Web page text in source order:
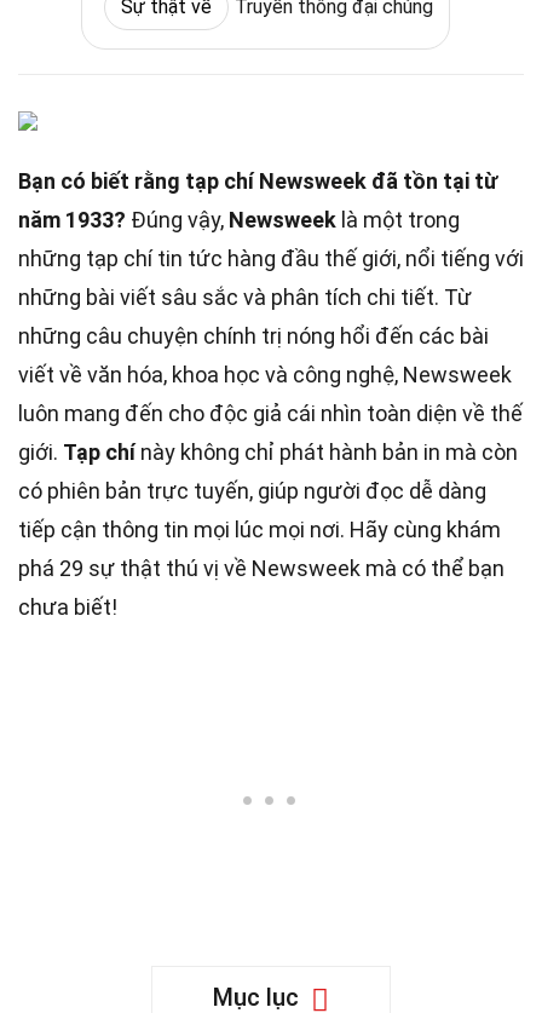
Sự thật về Truyền thông đại chúng
Bạn có biết rằng tạp chí Newsweek đã tồn tại từ
năm 1933? Đúng vậy, Newsweek là một trong
những tạp chí tin tức hàng đầu thế giới, nổi tiếng với
những bài viết sâu sắc và phân tích chi tiết. Từ
những câu chuyện chính trị nóng hổi đến các bài
viết về văn hóa, khoa học và công nghệ, Newsweek
luôn mang đến cho độc giả cái nhìn toàn diện về thế
giới. Tạp chínày không chỉ phát hành bản in mà còn
có phiên bản trực tuyến, giúp người đọc dễ dàng
tiếp cận thông tin mọi lúc mọi nơi. Hãy cùng khám
phá 29 sự thật thú vị về Newsweek mà có thể bạn
chưa biết!
Mục lục